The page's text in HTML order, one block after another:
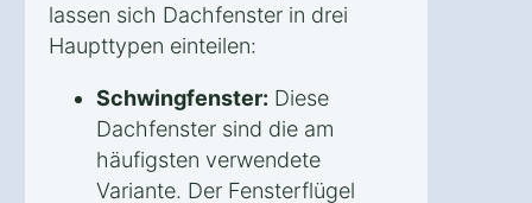
lassen sich Dachfenster in drei
Haupttypen einteilen:
Schwingfenster: Diese
Dachfenster sind die am
häufigsten verwendete
Variante. Der Fensterflügel